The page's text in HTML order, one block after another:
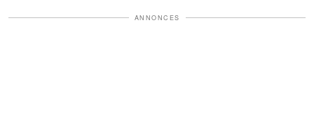
ANNONCES